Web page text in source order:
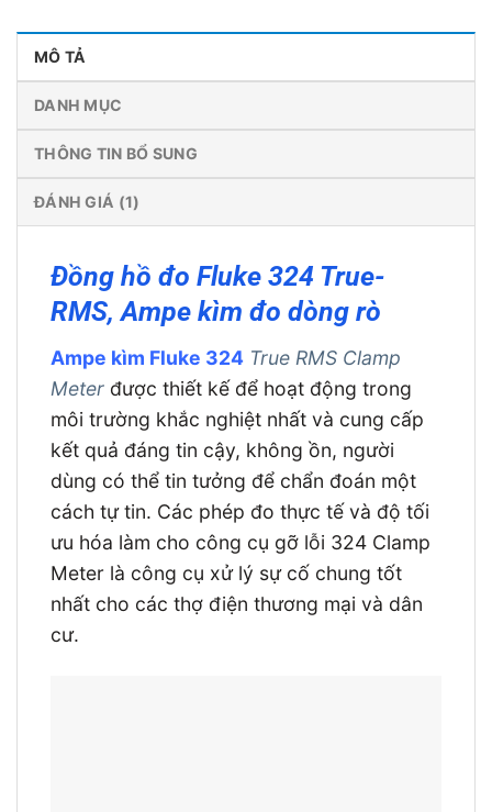
MÔ TẢ
DANH MỤC
THÔNG TIN BỔ SUNG
ĐÁNH GIÁ (1)
Đồng hồ đo Fluke 324 True-
RMS, Ampe kìm đo dòng rò
Ampe kìm Fluke 324 True RMS Clamp
Meter được thiết kế để hoạt động trong
môi trường khắc nghiệt nhất và cung cấp
kết quả đáng tin cậy, không ồn, người
dùng có thể tin tưởng để chẩn đoán một
cách tự tin. Các phép đo thực tế và độ tối
ưu hóa làm cho công cụ gỡ lỗi 324 Clamp
Meter là công cụ xử lý sự cố chung tốt
nhất cho các thợ điện thương mại và dân
cư.